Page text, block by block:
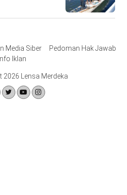
Media Siber
Pedoman Hak Jawab
Info Iklan
2026 Lensa Merdeka